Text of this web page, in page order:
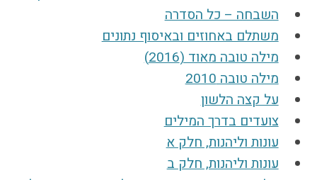
השבחה – כל הסדרה
משתלם באחוזים ובאיסוף נתונים
מילה טובה מאוד (2016)
מילה טובה 2010
על קצה הלשון
צועדים בדרך המילים
עונות וליהנות, חלק א
עונות וליהנות, חלק ב